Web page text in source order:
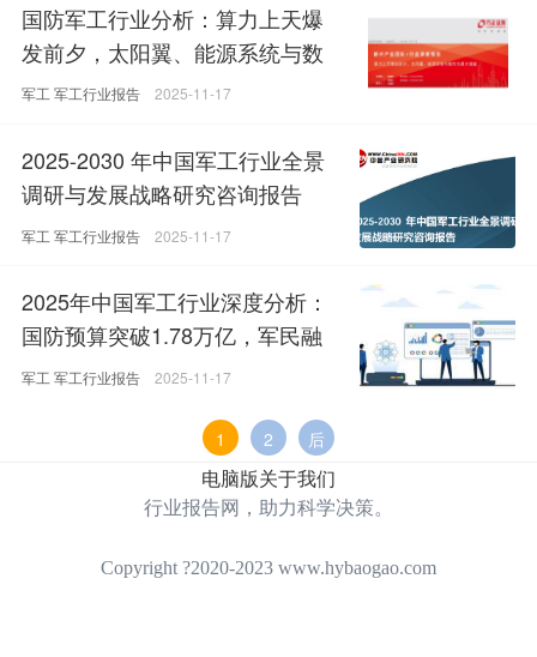
国防军工行业分析：算力上天爆
发前夕，太阳翼、能源系统与数
传为最大增量
军工 军工行业报告 2025-11-17
2025-2030 年中国军工行业全景
调研与发展战略研究咨询报告
军工 军工行业报告 2025-11-17
2025年中国军工行业深度分析：
国防预算突破1.78万亿，军民融
合进入2.0时代
军工 军工行业报告 2025-11-17
1 2 后
电脑版关于我们
行业报告网，助力科学决策。
Copyright ?2020-2023 www.hybaogao.com